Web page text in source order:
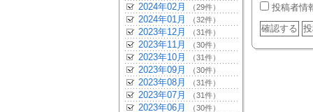
2024年02月 （29件）
2024年01月 （32件）
2023年12月 （31件）
2023年11月 （30件）
2023年10月 （31件）
2023年09月 （30件）
2023年08月 （31件）
2023年07月 （31件）
2023年06月 （30件）
投稿者情